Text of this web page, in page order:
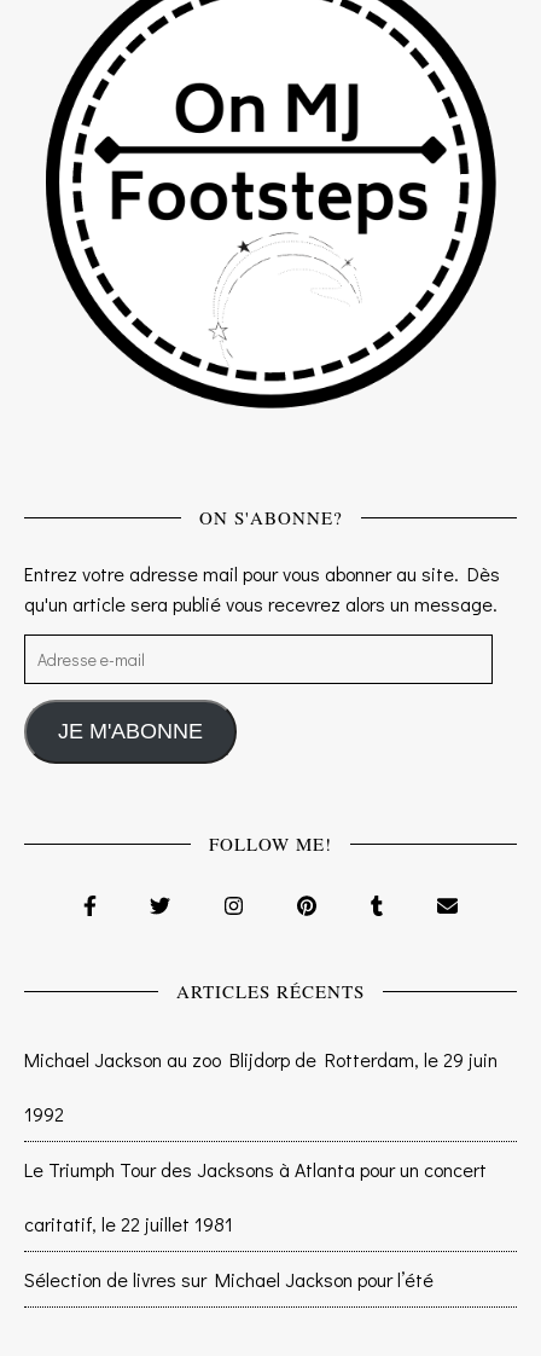
ON S'ABONNE?
Entrez votre adresse mail pour vous abonner au site. Dès
qu'un article sera publié vous recevrez alors un message.
Adresse e-mail
JE M'ABONNE
FOLLOW ME!
ARTICLES RÉCENTS
Michael Jackson au zoo Blijdorp de Rotterdam, le 29 juin
1992
Le Triumph Tour des Jacksons à Atlanta pour un concert
caritatif, le 22 juillet 1981
Sélection de livres sur Michael Jackson pour l’été